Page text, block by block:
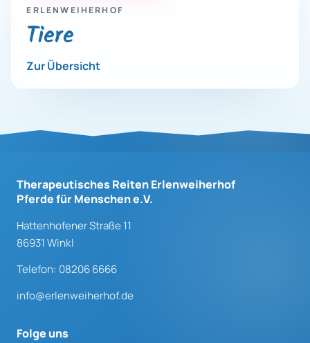
ERLENWEIHERHOF
Tiere
Zur Übersicht
Therapeutisches Reiten Erlenweiherhof
Pferde für Menschen e.V.
Hattenhofener Straße 11
86931 Winkl
Telefon: 08206 6666
info@erlenweiherhof.de
Folge uns